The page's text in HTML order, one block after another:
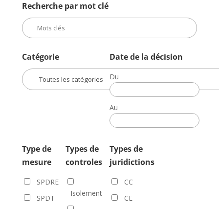
Recherche par mot clé
Catégorie Date de la décision
Du
Date
de
la
décision
Au
Date
de
décision
Type de
mesure
SPDRE
SPDT
Types de
controles
Isolement
Types de
juridictions
CC
CE